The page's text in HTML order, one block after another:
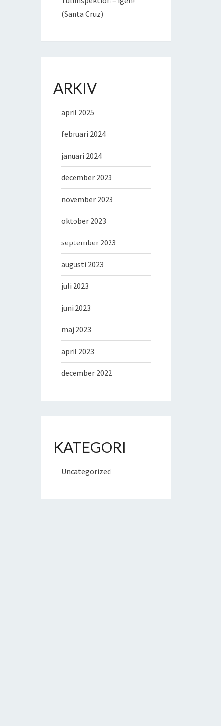
(Santa Cruz)
ARKIV
april 2025
februari 2024
januari 2024
december 2023
november 2023
oktober 2023
september 2023
augusti 2023
juli 2023
juni 2023
maj 2023
april 2023
december 2022
KATEGORI
Uncategorized